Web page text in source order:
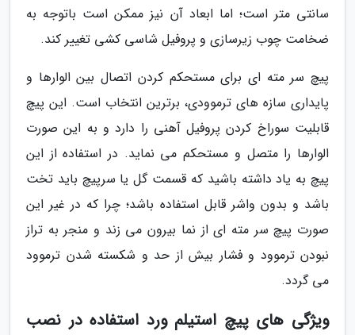
سانتی متر است؛ اما ابعاد آن نیز ممکن است باتوجه به
ضخامت چوب زیرسازی و پروفیل شاسی کشی تغییر کند.
پیچ سر مته ای برای مستحکم کردن اتصال بین الوارها و
پایداری سازه های ترموودی، برترین انتخاب است. این پیچ
قابلیت سوراخ کردن پروفیل آهنی را دارد و به این صورت
الوارها را متصل و مستحکم می نماید. در استفاده از این
پیچ به یاد داشته باشید که قسمت گل یا سرپیچ باید تخت
باشد و بدون واشر قابل استفاده باشد؛ چرا که در غیر این
صورت پیچ سر مته ای از نما بیرون می زند و منجر به تراز
نبودن ترموود و فشار بیش از حد و شکسته شدن ترموود
می گردد.
ویژگی های پیچ استیلم ورد استفاده در نصب